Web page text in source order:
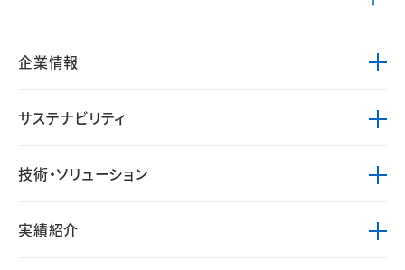
企業情報
サステナビリティ
技術・ソリューション
実績紹介